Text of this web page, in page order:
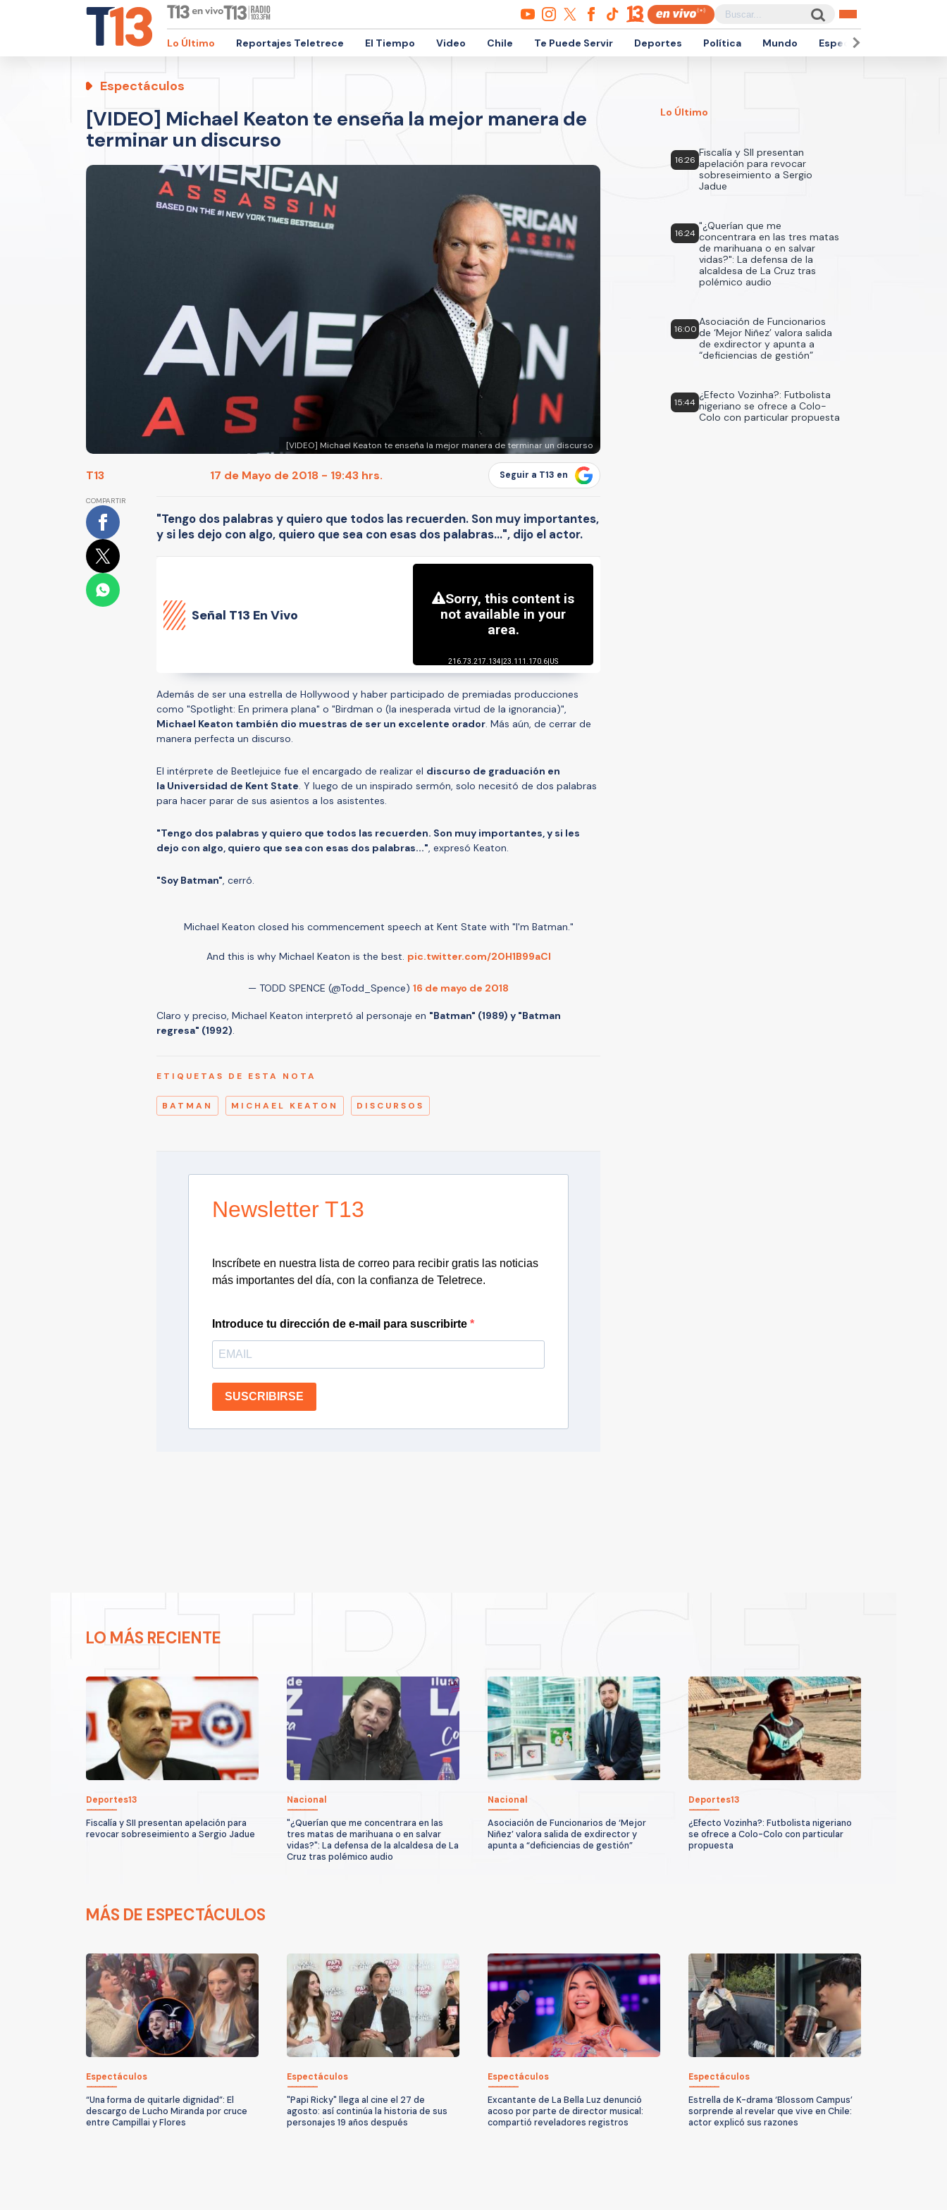
Lo Último Reportajes Teletrece El Tiempo Video Chile Te Puede Servir Deportes Política Mundo Espectáculos
Espectáculos
[VIDEO] Michael Keaton te enseña la mejor manera de
terminar un discurso
[VIDEO] Michael Keaton te enseña la mejor manera de terminar un discurso
T13 17 de Mayo de 2018 - 19:43 hrs. Seguir a T13 en
COMPARTIR
"Tengo dos palabras y quiero que todos las recuerden. Son muy importantes,
y si les dejo con algo, quiero que sea con esas dos palabras...", dijo el actor.
Señal T13 En Vivo
Además de ser una estrella de Hollywood y haber participado de premiadas producciones
como "Spotlight: En primera plana" o "Birdman o (la inesperada virtud de la ignorancia)",
Michael Keaton también dio muestras de ser un excelente orador. Más aún, de cerrar de
manera perfecta un discurso.
El intérprete de Beetlejuice fue el encargado de realizar el discurso de graduación en
la Universidad de Kent State. Y luego de un inspirado sermón, solo necesitó de dos palabras
para hacer parar de sus asientos a los asistentes.
"Tengo dos palabras y quiero que todos las recuerden. Son muy importantes, y si les
dejo con algo, quiero que sea con esas dos palabras...", expresó Keaton.
"Soy Batman", cerró.
Michael Keaton closed his commencement speech at Kent State with "I'm Batman."
And this is why Michael Keaton is the best. pic.twitter.com/20H1B99aCl
— TODD SPENCE (@Todd_Spence) 16 de mayo de 2018
Claro y preciso, Michael Keaton interpretó al personaje en "Batman" (1989) y "Batman
regresa" (1992).
ETIQUETAS DE ESTA NOTA
BATMAN MICHAEL KEATON DISCURSOS
Newsletter T13
Inscríbete en nuestra lista de correo para recibir gratis las noticias
más importantes del día, con la confianza de Teletrece.
Introduce tu dirección de e-mail para suscribirte
SUSCRIBIRSE
Lo Último
16:26
Fiscalía y SII presentan
apelación para revocar
sobreseimiento a Sergio
Jadue
16:24
"¿Querían que me
concentrara en las tres matas
de marihuana o en salvar
vidas?": La defensa de la
alcaldesa de La Cruz tras
polémico audio
16:00
Asociación de Funcionarios
de ‘Mejor Niñez’ valora salida
de exdirector y apunta a
“deficiencias de gestión”
15:44
¿Efecto Vozinha?: Futbolista
nigeriano se ofrece a Colo-
Colo con particular propuesta
LO MÁS RECIENTE
Deportes13
Fiscalía y SII presentan apelación para
revocar sobreseimiento a Sergio Jadue
Nacional
"¿Querían que me concentrara en las
tres matas de marihuana o en salvar
vidas?": La defensa de la alcaldesa de La
Cruz tras polémico audio
Nacional
Asociación de Funcionarios de ‘Mejor
Niñez’ valora salida de exdirector y
apunta a “deficiencias de gestión”
Deportes13
¿Efecto Vozinha?: Futbolista nigeriano
se ofrece a Colo-Colo con particular
propuesta
MÁS DE ESPECTÁCULOS
Espectáculos
“Una forma de quitarle dignidad”: El
descargo de Lucho Miranda por cruce
entre Campillai y Flores
Espectáculos
"Papi Ricky" llega al cine el 27 de
agosto: así continúa la historia de sus
personajes 19 años después
Espectáculos
Excantante de La Bella Luz denunció
acoso por parte de director musical:
compartió reveladores registros
Espectáculos
Estrella de K-drama ‘Blossom Campus’
sorprende al revelar que vive en Chile:
actor explicó sus razones